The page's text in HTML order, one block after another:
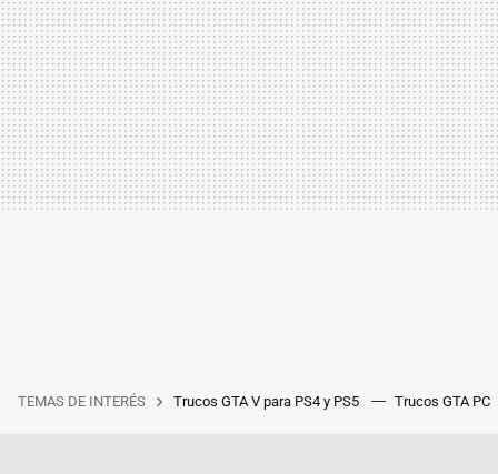
TEMAS DE INTERÉS Trucos GTA V para PS4 y PS5 Trucos GTA PC